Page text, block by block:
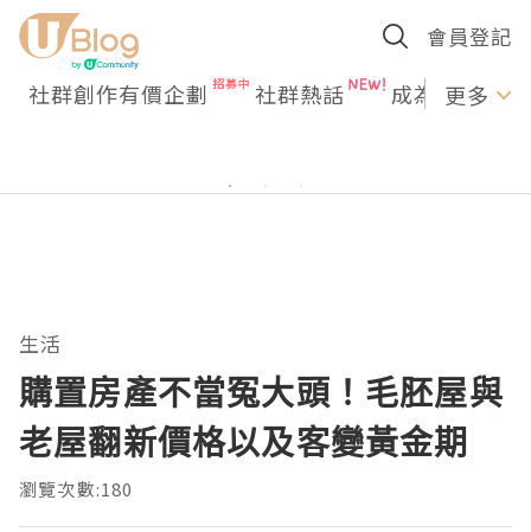
會員登記
社群創作有價企劃 社群熱話 成為U更多
生活
購置房產不當冤大頭！毛胚屋與
老屋翻新價格以及客變黃金期
瀏覽次數:180